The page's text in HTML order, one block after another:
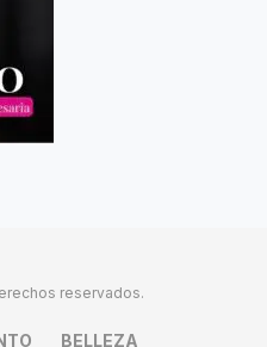
reservados.
BELLEZA